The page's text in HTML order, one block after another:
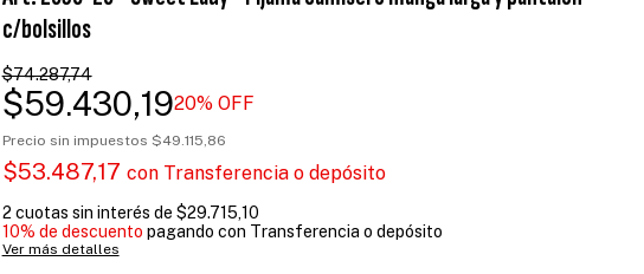
c/bolsillos
$74.287,74
$59.430,1920% OFF
Precio sin impuestos $49.115,86
$53.487,17 con Transferencia o depósito
2 cuotas sin interés de $29.715,10
10% de descuento pagando con Transferencia o depósito
Ver más detalles